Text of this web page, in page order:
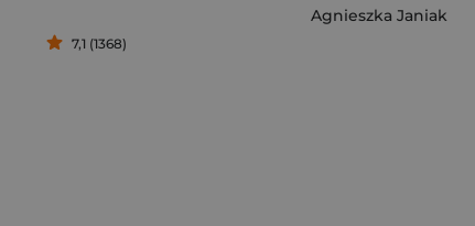
7,1 (1368)
Agnieszka Janiak